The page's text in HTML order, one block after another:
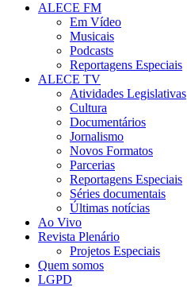
ALECE FM
Em Vídeo
Musicais
Podcasts
Reportagens Especiais
ALECE TV
Atividades Legislativas
Cultura
Documentários
Jornalismo
Novos Formatos
Parcerias
Reportagens Especiais
Séries documentais
Últimas notícias
Ao Vivo
Revista Plenário
Projetos Especiais
Quem somos
LGPD